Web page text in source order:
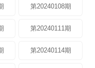
第20240108期
第20240111期
第20240114期